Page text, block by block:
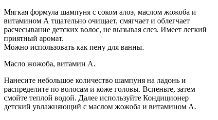
Мягкая формула шампуня с соком алоэ, маслом жожоба и
витамином А тщательно очищает, смягчает и облегчает
расчесывание детских волос, не вызывая слез. Имеет легкий
приятный аромат.
Можно использовать как пену для ванны.
Масло жожоба, витамин А.
Нанесите небольшое количество шампуня на ладонь и
распределите по волосам и коже головы. Вспеньте, затем
смойте теплой водой. Далее используйте Кондиционер
детский увлажняющий с маслом жожоба и витамином А.